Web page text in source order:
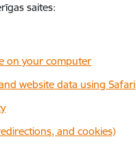
saites:
on your computer
website data using Safari
and cookies)